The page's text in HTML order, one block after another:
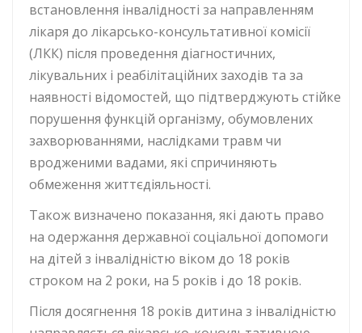
встановлення інвалідності за направленням
лікаря до лікарсько-консультативної комісії
(ЛКК) після проведення діагностичних,
лікувальних і реабілітаційних заходів та за
наявності відомостей, що підтверджують стійке
порушення функцій організму, обумовлених
захворюваннями, наслідками травм чи
вродженими вадами, які спричиняють
обмеження життєдіяльності.
Також визначено показання, які дають право
на одержання державної соціальної допомоги
на дітей з інвалідністю віком до 18 років
строком на 2 роки, на 5 років і до 18 років.
Після досягнення 18 років дитина з інвалідністю